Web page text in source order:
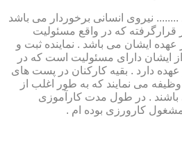
از تعداد ........ نیروی انسانی برخوردار می باشد
که در واقع مسئولیت
عهده ایشان می باشد . نماینده ثبت و
از ایشان دارای مسئولیت است که در
عهده دارد . بقیه کارکنان در پست های
می نمایند که به طور اغلب از
. در طول مدت کارآموزی
کارورزی بوده ام .